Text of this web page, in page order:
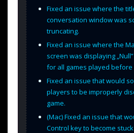
Fixed an issue where the
conversation window was
truncating.
Fixed an issue where the
screen was displaying
for all games played before
Fixed an issue that would
players to be improperly
game.
(Mac) Fixed an issue that
Control key to become